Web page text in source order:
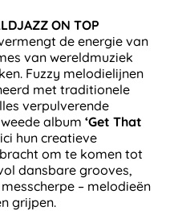
ON TOP
de energie van
van wereldmuziek
Fuzzy melodielijnen
met traditionele
verpulverende
album ‘Get That
hun creatieve
om te komen tot
dansbare grooves,
– melodieën
grijpen.